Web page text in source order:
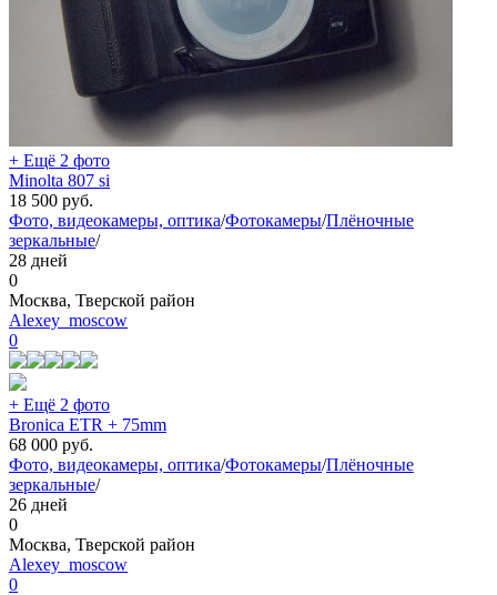
+ Ещё 2 фото
Minolta 807 si
18 500 руб.
Фото, видеокамеры, оптика/Фотокамеры/Плёночные
зеркальные/
28 дней
0
Москва, Тверской район
Alexey_moscow
0
+ Ещё 2 фото
Bronica ETR + 75mm
68 000 руб.
Фото, видеокамеры, оптика/Фотокамеры/Плёночные
зеркальные/
26 дней
0
Москва, Тверской район
Alexey_moscow
0